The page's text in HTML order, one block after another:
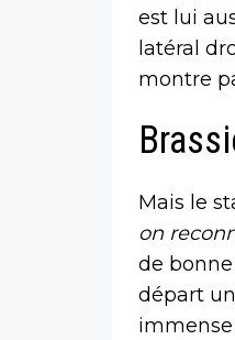
est lui
latéral
montre
Mais le
on
de
départ
immense